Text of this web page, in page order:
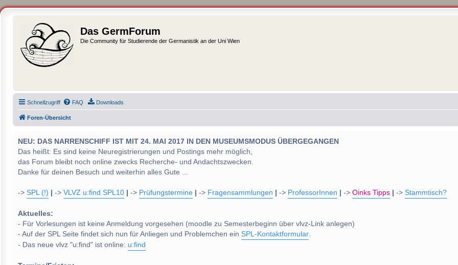
Das GermForum
Die Community für Studierende der Germanistik an der Uni Wien
Schnellzugriff FAQ Downloads
Foren-Übersicht
NEU: DAS NARRENSCHIFF IST MIT 24. MAI 2017 IN DEN MUSEUMSMODUS ÜBERGEGANGEN
Das heißt: Es sind keine Neuregistrierungen und Postings mehr möglich,
das Forum bleibt noch online zwecks Recherche- und Andachtszwecken.
Danke für deinen Besuch und weiterhin alles Gute ...
-> SPL (!) -> VLVZ u:find SPL10 -> Prüfungstermine -> Fragensammlungen -> ProfessorInnen -> Oinks Tipps -> Stammtisch?
Aktuelles:
- Für Vorlesungen ist keine Anmeldung vorgesehen (moodle zu Semesterbeginn über vlvz-Link anlegen)
- Auf der SPL Seite findet sich nun für Anliegen und Problemchen ein SPL-Kontaktformular.
- Das neue vlvz "u:find" ist online: u:find